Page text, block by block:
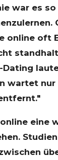
war es
online oft
Dating
wartet nur
eine